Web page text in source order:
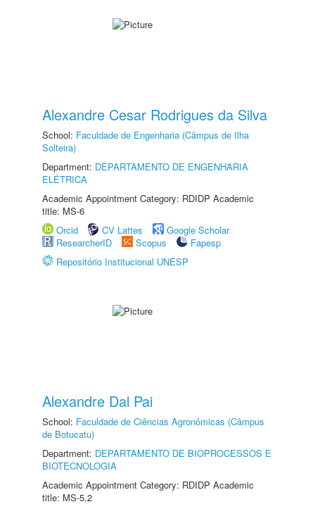
Alexandre Cesar Rodrigues da Silva
School: Faculdade de Engenharia (Câmpus de Ilha
Solteira)
Department: DEPARTAMENTO DE ENGENHARIA
ELÉTRICA
Academic Appointment Category: RDIDP Academic
title: MS-6
Orcid
CV Lattes
Google Scholar
ResearcherID
Scopus
Fapesp
Repositório Institucional UNESP
Alexandre Dal Pai
School: Faculdade de Ciências Agronômicas (Câmpus
de Botucatu)
Department: DEPARTAMENTO DE BIOPROCESSOS E
BIOTECNOLOGIA
Academic Appointment Category: RDIDP Academic
title: MS-5.2